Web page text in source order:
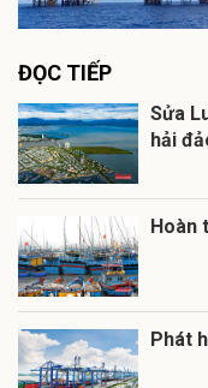
ĐỌC TIẾP
Sửa
hải
Hoàn
Phát